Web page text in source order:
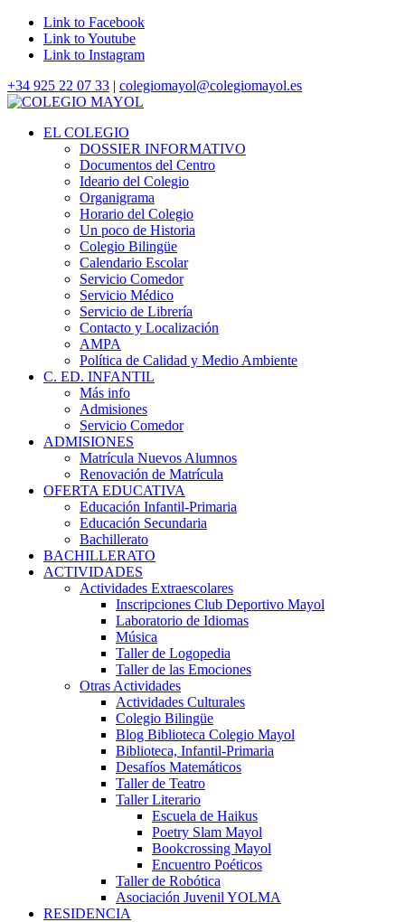
Link to Facebook
Link to Youtube
Link to Instagram
+34 925 22 07 33 | colegiomayol@colegiomayol.es
EL COLEGIO
DOSSIER INFORMATIVO
Documentos del Centro
Ideario del Colegio
Organigrama
Horario del Colegio
Un poco de Historia
Colegio Bilingüe
Calendario Escolar
Servicio Comedor
Servicio Médico
Servicio de Librería
Contacto y Localización
AMPA
Política de Calidad y Medio Ambiente
C. ED. INFANTIL
Más info
Admisiones
Servicio Comedor
ADMISIONES
Matrícula Nuevos Alumnos
Renovación de Matrícula
OFERTA EDUCATIVA
Educación Infantil-Primaria
Educación Secundaria
Bachillerato
BACHILLERATO
ACTIVIDADES
Actividades Extraescolares
Inscripciones Club Deportivo Mayol
Laboratorio de Idiomas
Música
Taller de Logopedia
Taller de las Emociones
Otras Actividades
Actividades Culturales
Colegio Bilingüe
Blog Biblioteca Colegio Mayol
Biblioteca, Infantil-Primaria
Desafíos Matemáticos
Taller de Teatro
Taller Literario
Escuela de Haikus
Poetry Slam Mayol
Bookcrossing Mayol
Encuentro Poéticos
Taller de Robótica
Asociación Juvenil YOLMA
RESIDENCIA